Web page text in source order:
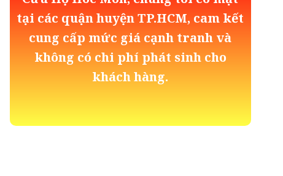
tại các quận huyện TP.HCM, cam kết
cung cấp mức giá cạnh tranh và
không có chi phí phát sinh cho
khách hàng.